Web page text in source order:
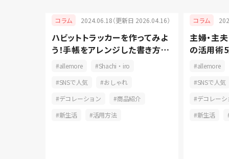
コラム 2024.06.18（更新日 2026.04.16）
ハビットトラッカーを作ってみよ
う！手帳をアレンジした書き方と
長続きの秘訣
allemore
Shachi・iro
SNSで人気
おしゃれ
デコレーション
商品紹介
新生活
活用方法
コラム
主婦・主
の活用術
コツをご
allemore
SNSで人気
デコレーシ
新生活